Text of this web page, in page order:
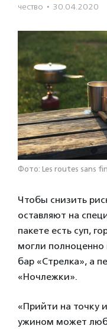
чест­во · 30.04.2020
Фото: Les routes sans
Чтобы снизить
оставляют на
пакете есть суп,
могли полноценно
бар «Стрелка», а
«Ночлежки».
«Прийти на точку
ужином может